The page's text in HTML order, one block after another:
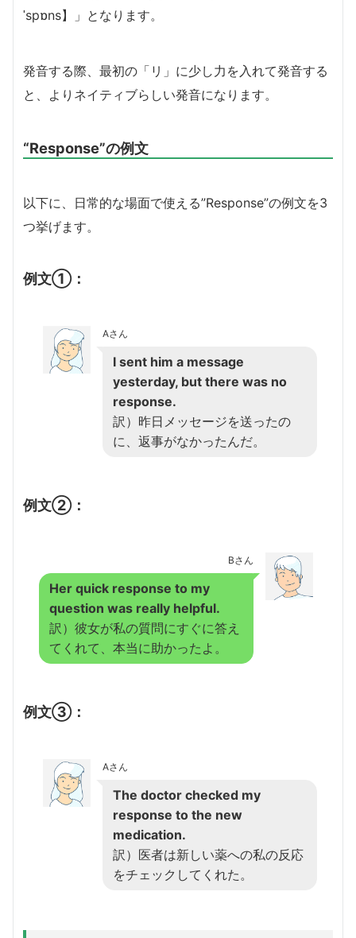
ˈspɒns】」となります。
発音する際、最初の「リ」に少し力を入れて発音する
と、よりネイティブらしい発音になります。
“Response”の例文
以下に、日常的な場面で使える”Response”の例文を3
つ挙げます。
例文①：
Aさん
I sent him a message
yesterday, but there was no
response.
訳）昨日メッセージを送ったの
に、返事がなかったんだ。
例文②：
Bさん
Her quick response to my
question was really helpful.
訳）彼女が私の質問にすぐに答え
てくれて、本当に助かったよ。
例文③：
Aさん
The doctor checked my
response to the new
medication.
訳）医者は新しい薬への私の反応
をチェックしてくれた。